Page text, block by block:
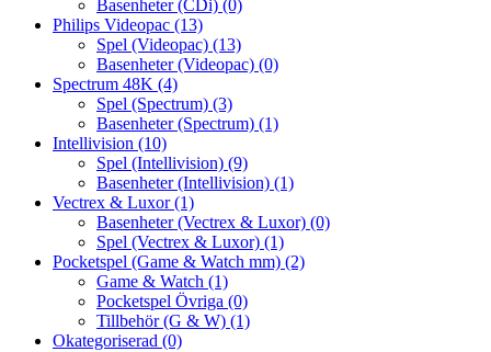
Basenheter (CDi) (0)
Philips Videopac (13)
Spel (Videopac) (13)
Basenheter (Videopac) (0)
Spectrum 48K (4)
Spel (Spectrum) (3)
Basenheter (Spectrum) (1)
Intellivision (10)
Spel (Intellivision) (9)
Basenheter (Intellivision) (1)
Vectrex & Luxor(1)
Basenheter (Vectrex & Luxor) (0)
Spel (Vectrex & Luxor) (1)
Pocketspel (Game & Watch mm) (2)
Game & Watch (1)
Pocketspel Övriga (0)
Tillbehör (G & W) (1)
Okategoriserad (0)